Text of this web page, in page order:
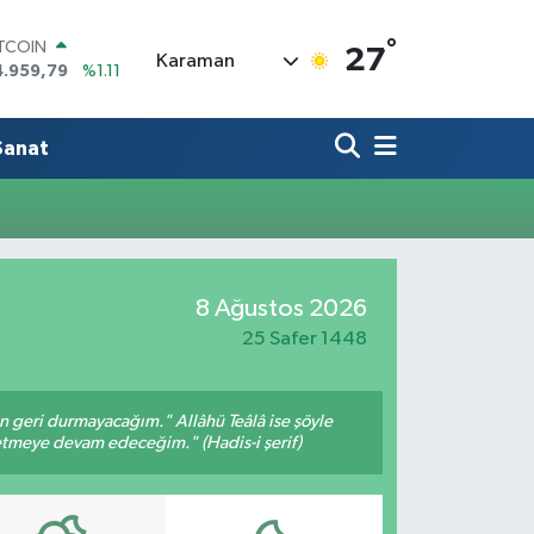
%1.11
%0.18
ALTIN
%0.03
Karaman 27°
8 Ağustos 2026
25 Safer 1448
geri durmayacağım." Allâhü Teâlâ ise şöyle
devam edeceğim." (Hadis-i şerif)